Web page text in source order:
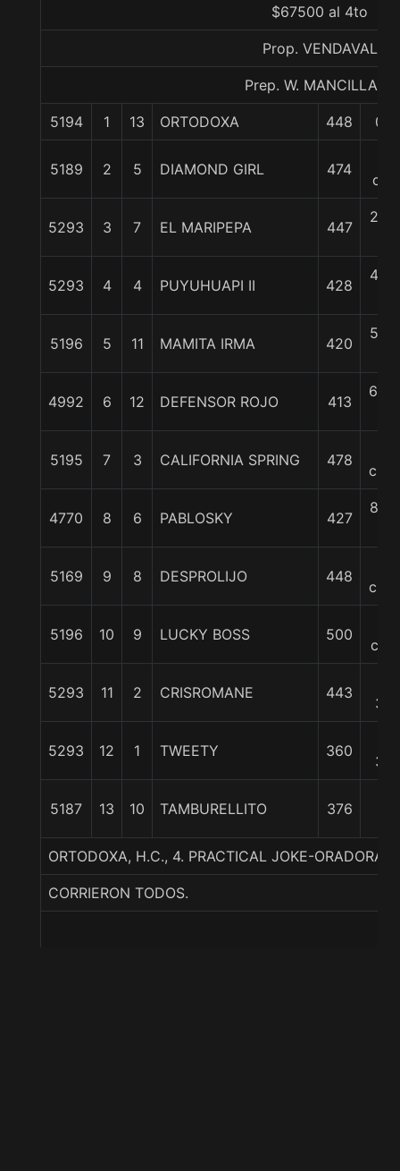
$67500 al 4to
Prop. VENDAVAL
Prep. W. MANCILLA D.
5194 1 13 ORTODOXA 448 0/0
5189 2 5 DIAMOND GIRL 474
5293 3 7 EL MARIPEPA 447
2 1/
5293 4 4 PUYUHUAPI II 428
4 1/
5196 5 11 MAMITA IRMA 420
5 1/
4992 6 12 DEFENSOR ROJO 413
6 3/
5195 7 3 CALIFORNIA SPRING 478
4770 8 6 PABLOSKY 427
8 1/
5169 9 8 DESPROLIJO 448
5196 10 9 LUCKY BOSS 500
5293 11 2 CRISROMANE 443
3/4
5293 12 1 TWEETY 360
3/4
5187 13 10 TAMBURELLITO 376
ORTODOXA, H.C., 4. PRACTICAL JOKE-ORADORA-
CORRIERON TODOS.